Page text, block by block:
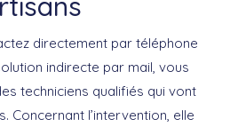
directement par téléphone
indirecte par mail, vous
techniciens qualifiés qui vont
Concernant l’intervention, elle